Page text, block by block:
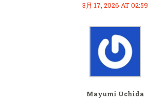
3月 17, 2026 AT 02:59
Mayumi Uchida